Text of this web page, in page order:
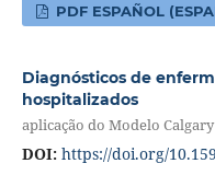
PDF ESPAÑOL
Diagnósticos de
hospitalizados
aplicação do Modelo Calgary
DOI: https://doi.org/